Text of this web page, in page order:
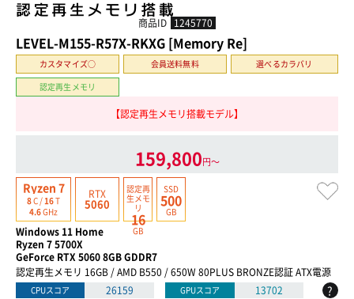
商品ID 1245770
LEVEL-M155-R57X-RKXG [Memory Re]
カスタマイズ○ 会員送料無料
選べるカラバリ
認定再生メモリ
【認定再生メモリ搭載モデル】
159,800円〜
Ryzen 7
8C / 16T
4.6GHz
RTX
5060
認定再
生 メモ
リ
16
GB
SSD
500
GB
Windows 11 Home
Ryzen 7 5700X
GeForce RTX 5060 8GB GDDR7
認定再生メモリ 16GB / AMD B550 / 650W 80PLUS BRONZE認証 ATX電源
CPUスコア 26159 GPUスコア 13702 ?